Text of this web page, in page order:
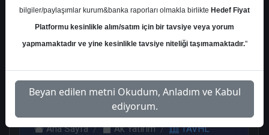
Al
11
Endeks Üstü
6
Tavsiye Yok
1
Salı, 28 Nisan 2026
Ana Sayfa Ak Yatırım
TAVHL
bilgiler/paylaşımlar kurum&banka raporları olmakla birlikte Hedef Fiyat
Platformu kesinlikle alım/satım için bir tavsiye veya yorum
yapmamaktadır ve yine kesinlikle tavsiye niteliği taşımamaktadır."
Beyan edilen metni Okudum, Anladım ve Kabul
ediyorum.